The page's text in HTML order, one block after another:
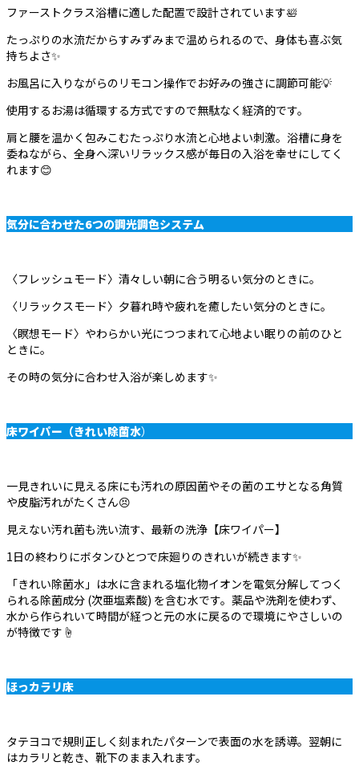
ファーストクラス浴槽に適した配置で設計されています🛀
たっぷりの水流だからすみずみまで温められるので、身体も喜ぶ気
持ちよさ✨
お風呂に入りながらのリモコン操作でお好みの強さに調節可能💡
使用するお湯は循環する方式ですので無駄なく経済的です。
肩と腰を温かく包みこむたっぷり水流と心地よい刺激。浴槽に身を
委ねながら、全身へ深いリラックス感が毎日の入浴を幸せにしてく
れます😊
気分に合わせた6つの調光調色システム
〈フレッシュモード〉清々しい朝に合う明るい気分のときに。
〈リラックスモード〉夕暮れ時や疲れを癒したい気分のときに。
〈瞑想モード〉やわらかい光につつまれて心地よい眠りの前のひと
ときに。
その時の気分に合わせ入浴が楽しめます✨
床ワイパー（きれい除菌水）
一見きれいに見える床にも汚れの原因菌やその菌のエサとなる角質
や皮脂汚れがたくさん😣
見えない汚れ菌も洗い流す、最新の洗浄【床ワイパー】
1日の終わりにボタンひとつで床廻りのきれいが続きます✨
「きれい除菌水」は水に含まれる塩化物イオンを電気分解してつく
られる除菌成分 (次亜塩素酸) を含む水です。薬品や洗剤を使わず、
水から作られいて時間が経つと元の水に戻るので環境にやさしいの
が特徴です☝
ほっカラリ床
タテヨコで規則正しく刻まれたパターンで表面の水を誘導。翌朝に
はカラリと乾き、靴下のまま入れます。